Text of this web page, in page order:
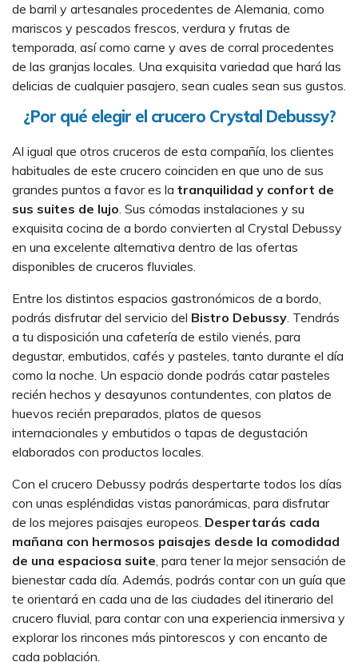
de barril y artesanales procedentes de Alemania, como
mariscos y pescados frescos, verdura y frutas de
temporada, así como carne y aves de corral procedentes
de las granjas locales. Una exquisita variedad que hará las
delicias de cualquier pasajero, sean cuales sean sus gustos.
¿Por qué elegir el crucero Crystal Debussy?
Al igual que otros cruceros de esta compañía, los clientes
habituales de este crucero coinciden en que uno de sus
grandes puntos a favor es la tranquilidad y confort de
sus suites de lujo. Sus cómodas instalaciones y su
exquisita cocina de a bordo convierten al Crystal Debussy
en una excelente alternativa dentro de las ofertas
disponibles de cruceros fluviales.
Entre los distintos espacios gastronómicos de a bordo,
podrás disfrutar del servicio del Bistro Debussy. Tendrás
a tu disposición una cafetería de estilo vienés, para
degustar, embutidos, cafés y pasteles, tanto durante el día
como la noche. Un espacio donde podrás catar pasteles
recién hechos y desayunos contundentes, con platos de
huevos recién preparados, platos de quesos
internacionales y embutidos o tapas de degustación
elaborados con productos locales.
Con el crucero Debussy podrás despertarte todos los días
con unas espléndidas vistas panorámicas, para disfrutar
de los mejores paisajes europeos. Despertarás cada
mañana con hermosos paisajes desde la comodidad
de una espaciosa suite, para tener la mejor sensación de
bienestar cada día. Además, podrás contar con un guía que
te orientará en cada una de las ciudades del itinerario del
crucero fluvial, para contar con una experiencia inmersiva y
explorar los rincones más pintorescos y con encanto de
cada población.